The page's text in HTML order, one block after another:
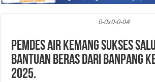
0-0x0-0-0#
Pemdes Air Kemang Sukses
Bantuan Beras Dari Banpang
2025.